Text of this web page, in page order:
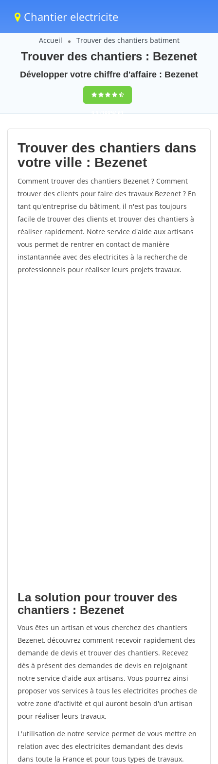
Chantier electricite
Accueil Trouver des chantiers batiment
Trouver des chantiers : Bezenet
Développer votre chiffre d'affaire : Bezenet
9,5(100%)61
votes
Trouver des chantiers dans
votre ville : Bezenet
Comment trouver des chantiers Bezenet ? Comment
trouver des clients pour faire des travaux Bezenet ? En
tant qu'entreprise du bâtiment, il n'est pas toujours
facile de trouver des clients et trouver des chantiers à
réaliser rapidement. Notre service d'aide aux artisans
vous permet de rentrer en contact de manière
instantannée avec des electricites à la recherche de
professionnels pour réaliser leurs projets travaux.
La solution pour trouver des
chantiers : Bezenet
Vous êtes un artisan et vous cherchez des chantiers
Bezenet, découvrez comment recevoir rapidement des
demande de devis et trouver des chantiers. Recevez
dès à présent des demandes de devis en rejoignant
notre service d'aide aux artisans. Vous pourrez ainsi
proposer vos services à tous les electricites proches de
votre zone d'activité et qui auront besoin d'un artisan
pour réaliser leurs travaux.
L'utilisation de notre service permet de vous mettre en
relation avec des electricites demandant des devis
dans toute la France et pour tous types de travaux.